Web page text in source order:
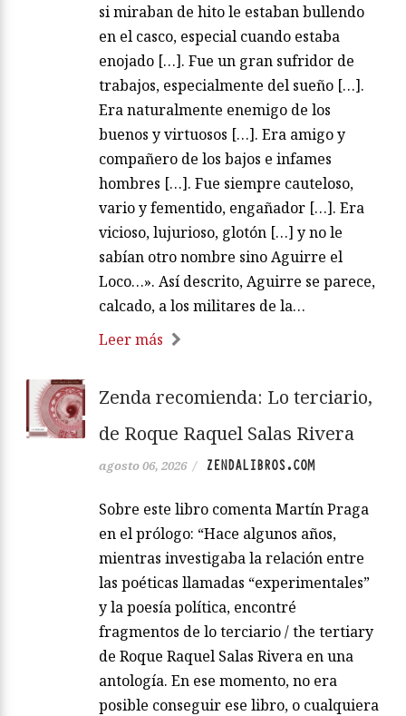
si miraban de hito le estaban bullendo
en el casco, especial cuando estaba
enojado […]. Fue un gran sufridor de
trabajos, especialmente del sueño […].
Era naturalmente enemigo de los
buenos y virtuosos […]. Era amigo y
compañero de los bajos e infames
hombres […]. Fue siempre cauteloso,
vario y fementido, engañador […]. Era
vicioso, lujurioso, glotón […] y no le
sabían otro nombre sino Aguirre el
Loco…». Así descrito, Aguirre se parece,
calcado, a los militares de la…
Leer más
Zenda recomienda: Lo terciario,
de Roque Raquel Salas Rivera
agosto 06, 2026 / ZENDALIBROS.COM
Sobre este libro comenta Martín Praga
en el prólogo: “Hace algunos años,
mientras investigaba la relación entre
las poéticas llamadas “experimentales”
y la poesía política, encontré
fragmentos de lo terciario / the tertiary
de Roque Raquel Salas Rivera en una
antología. En ese momento, no era
posible conseguir ese libro, o cualquiera